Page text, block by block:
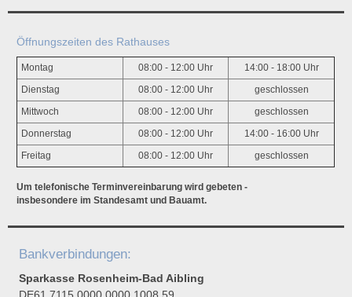
Öffnungszeiten des Rathauses
Montag 08:00 - 12:00 Uhr 14:00 - 18:00 Uhr
Dienstag 08:00 - 12:00 Uhr geschlossen
Mittwoch 08:00 - 12:00 Uhr geschlossen
Donnerstag 08:00 - 12:00 Uhr 14:00 - 16:00 Uhr
Freitag 08:00 - 12:00 Uhr geschlossen
Um telefonische Terminvereinbarung wird gebeten -
insbesondere im Standesamt und Bauamt.
Bankverbindungen:
Sparkasse Rosenheim-Bad Aibling